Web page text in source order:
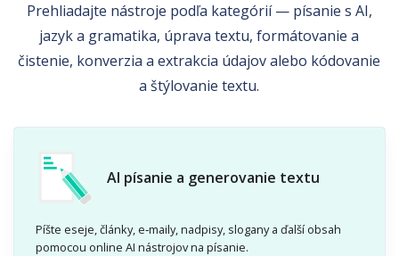
Prehliadajte nástroje podľa kategórií — písanie s AI,
jazyk a gramatika, úprava textu, formátovanie a
čistenie, konverzia a extrakcia údajov alebo kódovanie
a štýlovanie textu.
AI písanie a generovanie textu
Píšte eseje, články, e‑maily, nadpisy, slogany a ďalší obsah
pomocou online AI nástrojov na písanie.